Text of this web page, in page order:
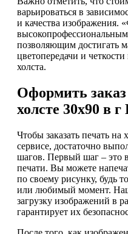
варьироваться в
и качества изображения.
позволяющим достигать
цветопередачи и
холста.
Оформить заказ
холсте 30х90 в
Чтобы заказать печать
сервисе, достаточно
шагов. Первый шаг – это
печати. Вы можете
по своему рисунку, будь
или любимый момент.
загрузку изображений в
гарантирует их